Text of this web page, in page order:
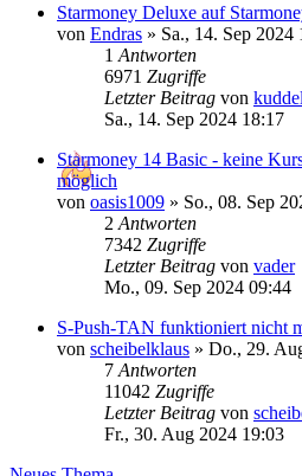
Starmoney Deluxe auf
von Endras » Sa., 14. Sep 2024
1 Antworten
6971 Zugriffe
Letzter Beitrag von kuddel
Sa., 14. Sep 2024 18:17
Starmoney 14 Basic - keine
möglich
von oasis1009 » So., 08. Sep
2 Antworten
7342 Zugriffe
Letzter Beitrag von vader
Mo., 09. Sep 2024 09:44
S-Push-TAN funktioniert nicht
von scheibelklaus » Do., 29.
7 Antworten
11042 Zugriffe
Letzter Beitrag von
Fr., 30. Aug 2024 19:03